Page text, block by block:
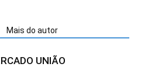
Mais do autor
UNIÃO